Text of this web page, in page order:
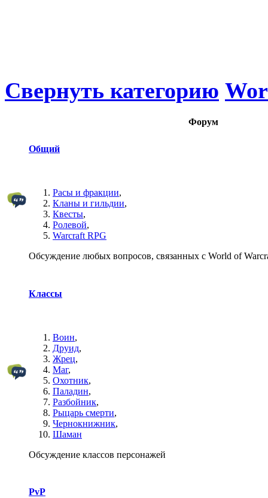
Свернуть категорию
Форум
Общий
Расы и фракции,
Кланы и гильдии,
Квесты,
Ролевой,
Warcraft RPG
Обсуждение любых вопросов, связанных с World of
Классы
Воин,
Друид,
Жрец,
Маг,
Охотник,
Паладин,
Разбойник,
Рыцарь смерти,
Чернокнижник,
Шаман
Обсуждение классов персонажей
PvP